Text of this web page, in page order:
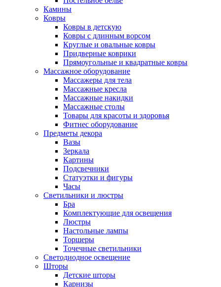
Камины
Ковры
Ковры в детскую
Ковры с длинным ворсом
Круглые и овальные ковры
Придверные коврики
Прямоугольные и квадратные ковры
Массажное оборудование
Массажеры для тела
Массажные кресла
Массажные накидки
Массажные столы
Товары для красоты и здоровья
Фитнес оборудование
Предметы декора
Вазы
Зеркала
Картины
Подсвечники
Статуэтки и фигуры
Часы
Светильники и люстры
Бра
Комплектующие для освещения
Люстры
Настольные лампы
Торшеры
Точечные светильники
Светодиодное освещение
Шторы
Детские шторы
Карнизы